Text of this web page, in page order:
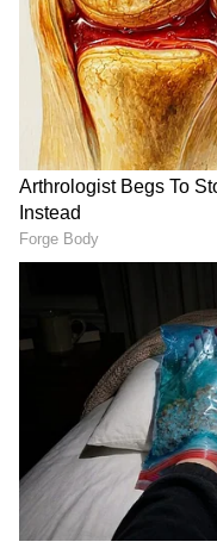
IMD Rain Alert :
నల్లని మేఘాలు లోడింగ్...
తెలంగాణలో 10, ఏపీలో 7
జిల్లాల్లో భారీ వర్షాలు
LATEST VIDEOS
ఇంత హుషారు
కొట్టేసుకుంటున్నాడో
Pittalu Movie
డ్రగ్స్ రహిత
ప్లాన్ | Nasha Mukt
Bharat Explained